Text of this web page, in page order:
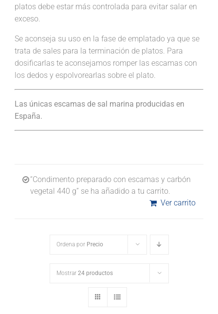
platos debe estar más controlada para evitar salar en
exceso.
Se aconseja su uso en la fase de emplatado ya que se
trata de sales para la terminación de platos. Para
dosificarlas te aconsejamos romper las escamas con
los dedos y espolvorearlas sobre el plato.
Las únicas escamas de sal marina producidas en
España.
“Condimento preparado con escamas y carbón
vegetal 440 g” se ha añadido a tu carrito.
Ver carrito
Ordena por Precio
Mostrar 24 productos